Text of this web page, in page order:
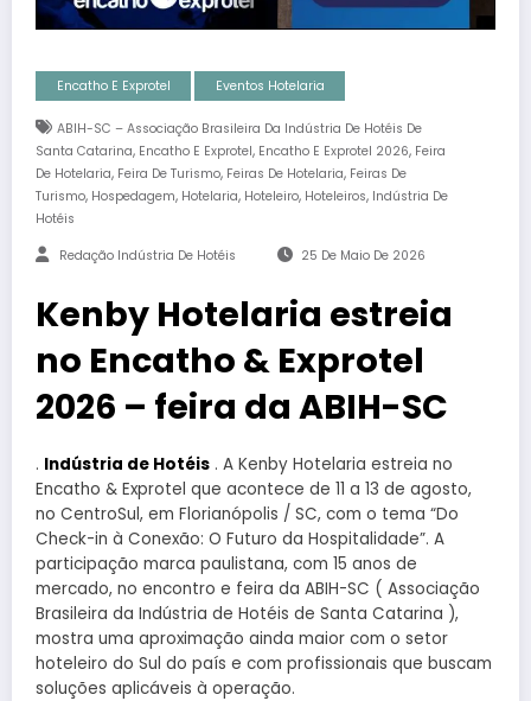
Encatho E Exprotel Eventos Hotelaria
ABIH-SC – Associação Brasileira Da Indústria De Hotéis De
Santa Catarina, Encatho E Exprotel, Encatho E Exprotel 2026, Feira
De Hotelaria, Feira De Turismo, Feiras De Hotelaria, Feiras De
Turismo, Hospedagem, Hotelaria, Hoteleiro, Hoteleiros, Indústria De
Hotéis
Redação Indústria De Hotéis 25 De Maio De 2026
Kenby Hotelaria estreia
no Encatho & Exprotel
2026 – feira da ABIH-SC
. Indústria de Hotéis . A Kenby Hotelaria estreia no
Encatho & Exprotel que acontece de 11 a 13 de agosto,
no CentroSul, em Florianópolis / SC, com o tema “Do
Check-in à Conexão: O Futuro da Hospitalidade”. A
participação marca paulistana, com 15 anos de
mercado, no encontro e feira da ABIH-SC ( Associação
Brasileira da Indústria de Hotéis de Santa Catarina ),
mostra uma aproximação ainda maior com o setor
hoteleiro do Sul do país e com profissionais que buscam
soluções aplicáveis à operação.